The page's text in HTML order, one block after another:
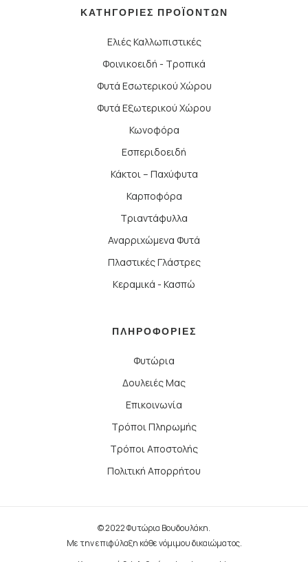
ΚΑΤΗΓΟΡΙΕΣ ΠΡΟΪΟΝΤΩΝ
Ελιές Καλλωπιστικές
Φοινικοειδή - Τροπικά
Φυτά Εσωτερικού Χώρου
Φυτά Εξωτερικού Χώρου
Κωνοφόρα
Εσπεριδοειδή
Κάκτοι – Παχύφυτα
Καρποφόρα
Τριαντάφυλλα
Αναρριχώμενα Φυτά
Πλαστικές Γλάστρες
Κεραμικά - Κασπώ
ΠΛΗΡΟΦΟΡΙΕΣ
Φυτώρια
Δουλειές Μας
Επικοινωνία
Τρόποι Πληρωμής
Τρόποι Αποστολής
Πολιτική Απορρήτου
© 2022 Φυτώρια Βουδουλάκη.
Με την επιφύλαξη κάθε νόμιμου δικαιώματος.